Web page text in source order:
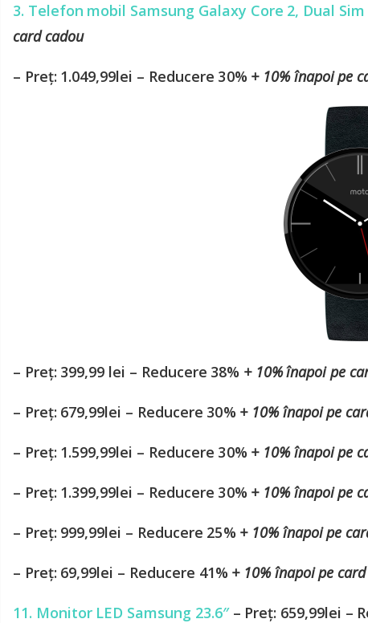
3. Telefon mobil Samsung Galaxy Core 2, Dual Sim
card cadou
– Preț: 1.049,99lei – Reducere 30% + 10% înapoi pe
– Preț: 399,99 lei – Reducere 38% + 10% înapoi pe
– Preț: 679,99lei – Reducere 30% + 10% înapoi pe
– Preț: 1.599,99lei – Reducere 30% + 10% înapoi pe
– Preț: 1.399,99lei – Reducere 30% + 10% înapoi pe
– Preț: 999,99lei – Reducere 25% + 10% înapoi pe
– Preț: 69,99lei – Reducere 41% + 10% înapoi pe
11. Monitor LED Samsung 23.6″– Preț: 659,99lei –